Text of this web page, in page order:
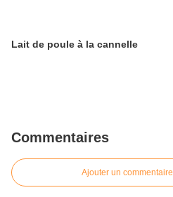
Lait de poule à la cannelle
Commentaires
Ajouter un commentaire